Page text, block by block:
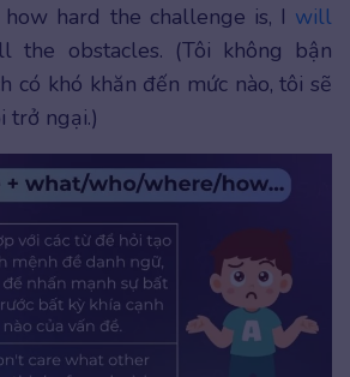
how hard the challenge is, I will
the obstacles. (Tôi không bận
có khó khăn đến mức nào, tôi sẽ
trở ngại.)